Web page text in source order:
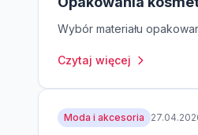
Wybór materiału
Czytaj więcej
Moda i akcesoria